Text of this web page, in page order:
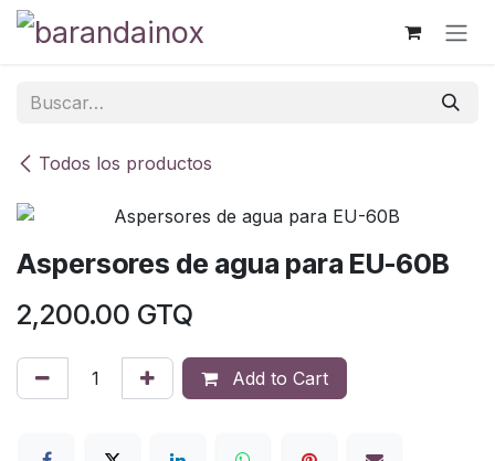
Ir al contenido
Todos los productos
Aspersores de agua para EU-60B
2,200.00 GTQ
Add to Cart